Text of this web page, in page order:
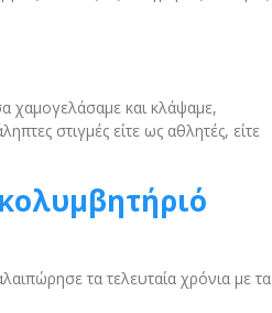
χαμογελάσαμε και κλάψαμε,
στιγμές είτε ως αθλητές, είτε
τα τελευταία χρόνια με τα